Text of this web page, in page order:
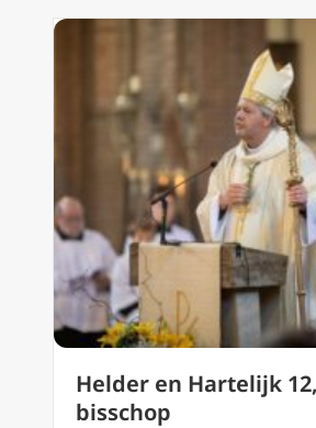
Helder en Hartelijk
bisschop